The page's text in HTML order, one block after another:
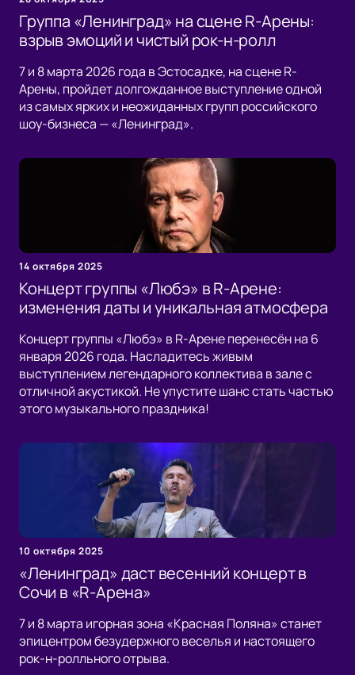
Группа «Ленинград» на сцене R-Арены:
взрыв эмоций и чистый рок-н-ролл
7 и 8 марта 2026 года в Эстосадке, на сцене R-
Арены, пройдет долгожданное выступление одной
из самых ярких и неожиданных групп российского
шоу-бизнеса — «Ленинград».
14 октября 2025
Концерт группы «Любэ» в R-Арене:
изменения даты и уникальная атмосфера
Концерт группы «Любэ» в R-Арене перенесён на 6
января 2026 года. Насладитесь живым
выступлением легендарного коллектива в зале с
отличной акустикой. Не упустите шанс стать частью
этого музыкального праздника!
10 октября 2025
«Ленинград» даст весенний концерт в
Сочи в «R-Арена»
7 и 8 марта игорная зона «Красная Поляна» станет
эпицентром безудержного веселья и настоящего
рок-н-ролльного отрыва.